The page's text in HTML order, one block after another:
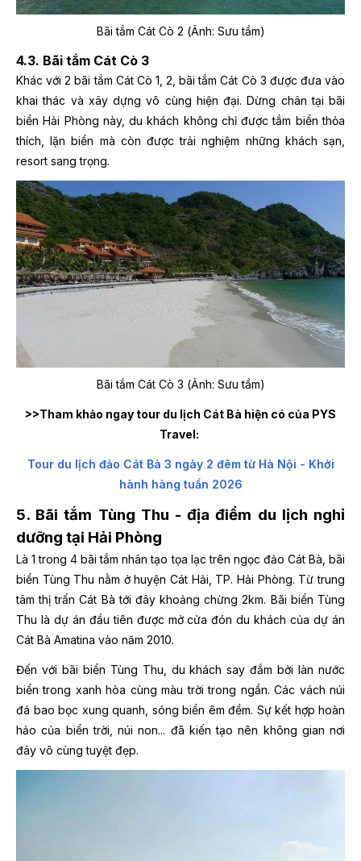
Bãi tắm Cát Cò 2 (Ảnh: Sưu tầm)
4.3. Bãi tắm Cát Cò 3
Khác với 2 bãi tắm Cát Cò 1, 2, bãi tắm Cát Cò 3 được đưa vào
khai thác và xây dựng vô cùng hiện đại. Dừng chân tại bãi
biển Hải Phòng này, du khách không chỉ được tắm biển thỏa
thích, lặn biển mà còn được trải nghiệm những khách sạn,
resort sang trọng.
Bãi tắm Cát Cò 3 (Ảnh: Sưu tầm)
>>Tham khảo ngay tour du lịch Cát Bà hiện có của PYS
Travel:
Tour du lịch đảo Cát Bà 3 ngày 2 đêm từ Hà Nội - Khởi
hành hàng tuần 2026
5. Bãi tắm Tùng Thu - địa điểm du lịch nghỉ
dưỡng tại Hải Phòng
Là 1 trong 4 bãi tắm nhân tạo tọa lạc trên ngọc đảo Cát Bà, bãi
biển Tùng Thu nằm ở huyện Cát Hải, TP. Hải Phòng. Từ trung
tâm thị trấn Cát Bà tới đây khoảng chừng 2km. Bãi biển Tùng
Thu là dự án đầu tiên được mở cửa đón du khách của dự án
Cát Bà Amatina vào năm 2010.
Đến với bãi biển Tùng Thu, du khách say đắm bởi làn nước
biển trong xanh hòa cùng màu trời trong ngần. Các vách núi
đá bao bọc xung quanh, sóng biển êm đềm. Sự kết hợp hoàn
hảo của biển trời, núi non... đã kiến tạo nên không gian nơi
đây vô cùng tuyệt đẹp.